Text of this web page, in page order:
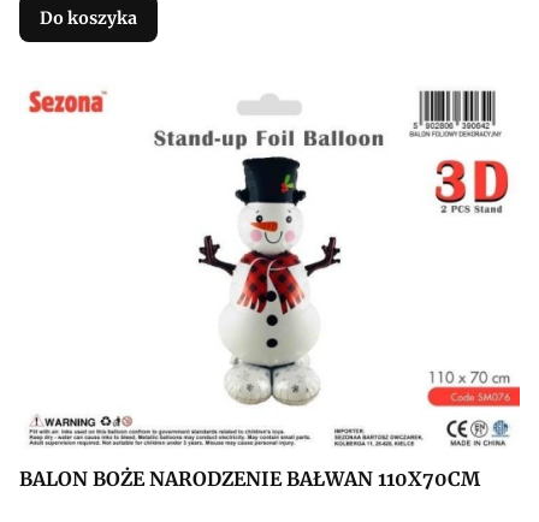
Do koszyka
BALON BOŻE NARODZENIE BAŁWAN 110X70CM